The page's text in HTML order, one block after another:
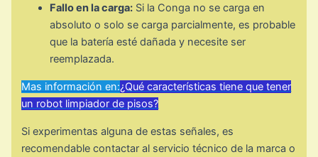
Fallo en la carga: Si la Conga no se carga en
absoluto o solo se carga parcialmente, es probable
que la batería esté dañada y necesite ser
reemplazada.
Mas información en:¿Qué características tiene que tener
un robot limpiador de pisos?
Si experimentas alguna de estas señales, es
recomendable contactar al servicio técnico de la marca o